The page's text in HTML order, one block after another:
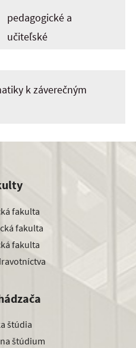
pedagogické a
učiteľské
k záverečným
fakulta
fakulta
fakulta
štúdia
štúdium